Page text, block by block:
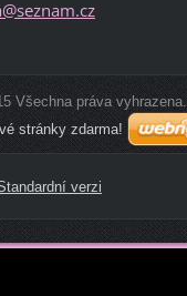
am.cz
Všechna práva vyhrazena.
stránky zdarma!
verzi